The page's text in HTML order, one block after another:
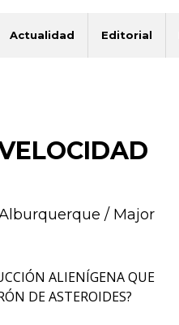
Actualidad Editorial
/ Major
ALIENÍGENA QUE
DE ASTEROIDES?